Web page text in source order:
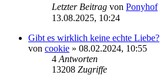
Letzter Beitrag von Ponyhof
13.08.2025, 10:24
Gibt es wirklich keine echte Liebe?
von cookie » 08.02.2024, 10:55
4 Antworten
13208 Zugriffe